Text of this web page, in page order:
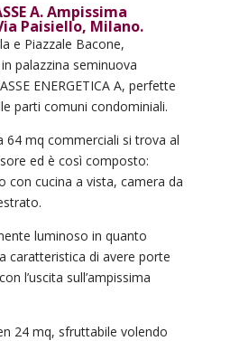
A. Ampissima
Paisiello, Milano.
e Piazzale Bacone,
palazzina seminuova
ENERGETICA A, perfette
parti comuni condominiali.
64 mq commerciali si trova al
ed è così composto:
con cucina a vista, camera da
luminoso in quanto
caratteristica di avere porte
l’uscita sull’ampissima
24 mq, sfruttabile volendo